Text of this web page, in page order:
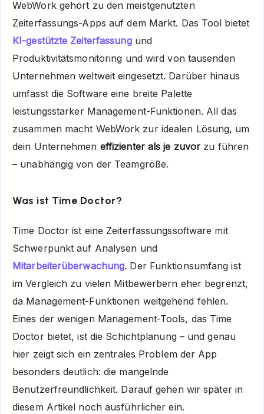
WebWork gehört zu den meistgenutzten
Zeiterfassungs-Apps auf dem Markt. Das Tool bietet
KI-gestützte Zeiterfassungund
Produktivitätsmonitoring und wird von tausenden
Unternehmen weltweit eingesetzt. Darüber hinaus
umfasst die Software eine breite Palette
leistungsstarker Management-Funktionen. All das
zusammen macht WebWork zur idealen Lösung, um
dein Unternehmen effizienter als je zuvor zu führen
– unabhängig von der Teamgröße.
Was ist Time Doctor?
Time Doctor ist eine Zeiterfassungssoftware mit
Schwerpunkt auf Analysen und
Mitarbeiterüberwachung. Der Funktionsumfang ist
im Vergleich zu vielen Mitbewerbern eher begrenzt,
da Management-Funktionen weitgehend fehlen.
Eines der wenigen Management-Tools, das Time
Doctor bietet, ist die Schichtplanung – und genau
hier zeigt sich ein zentrales Problem der App
besonders deutlich: die mangelnde
Benutzerfreundlichkeit. Darauf gehen wir später in
diesem Artikel noch ausführlicher ein.